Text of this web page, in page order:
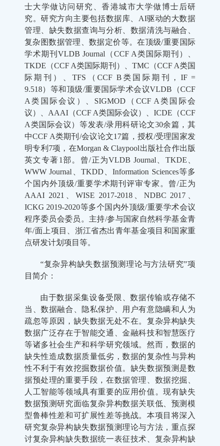
士大学做访问研究、香港城市大学做博士后研
究。研究方向主要包括数据库、AI驱动的大数据
管理、缺失数据查询与分析、数据清洗与融合、
复杂图数据管理、数据定价等。在顶级/重要国际
学术期刊VLDB Journal（CCF A类国际期刊）、
TKDE（CCF A类国际期刊）、TMC（CCF A类国
际期刊）、TFS（CCF B类国际期刊，IF =
9.518）等和顶级/重要国际学术会议VLDB（CCF
A类国际会议）、SIGMOD（CCF A类国际会
议）、AAAI（CCF A类国际会议）、ICDE（CCF
A类国际会议）等发表/录用科研论文30余篇，其
中CCF A类期刊/会议论文17篇，授权/受理国家发
明专利7项，在Morgan & Claypool出版社合作出版
英文专著1部。曾/正为VLDB Journal、TKDE、
WWW Journal、TKDD、Information Sciences等多
个国内外顶级/重要学术期刊评审专家。曾/正为
AAAI 2021、WISE 2017-2018、NDBC 2017、
ICKG 2019-2020等多个国内外顶级/重要学术会议
程序委员会委员。主持/参与国家自然科学基金青
年/面上项目、浙江省杰出青年基金项目和国家重
点研发计划项目等。
“复杂异构缺失数据预测理论与方法研究”项
目简介：
由于数据采集设备受限、数据传输或存储不
当、数据融合、隐私保护、用户有意隐瞒和人为
疏忽等原因，缺失数据无处不在。复杂异构缺失
数据广泛存在于智能交通、金融科技和智慧医疗
等诸多社会生产和科学研究领域。然而，数据的
缺失性造成数据质量低劣，数据的复杂性与异构
性不利于有效挖掘数据价值。缺失数据预测是数
据预处理的重要手段，在数据管理、数据挖掘、
人工智能等领域具有重要的应用价值。现有缺失
数据预测研究面临复杂异构数据关联低、预测模
型鲁棒性差和可扩展性差等挑战。本项目将深入
研究复杂异构缺失数据预测理论与方法，重点探
讨复杂异构缺失数据统一表征技术、复杂异构缺